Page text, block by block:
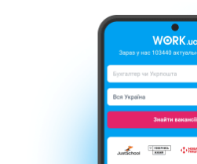
Контакти Про
Допомога